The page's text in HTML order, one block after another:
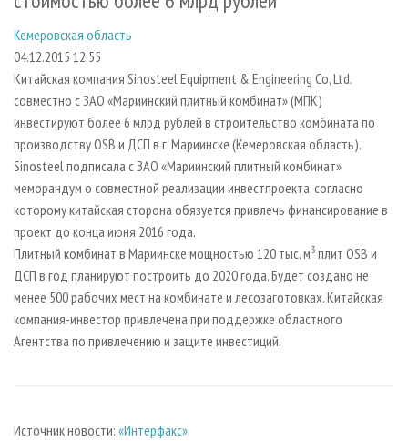
СУШКА ДРЕВЕСИНЫ
ПРОИЗВОДСТВО ДРЕВЕСНЫХ ПЛИТ
ДЕРЕВЯННОЕ ДОМОСТРОЕНИЕ
ПРОИЗВОДСТВО МЕБЕЛИ
БИОЭНЕРГЕТИКА
ЦБП
ИНСТРУМЕНТ И МАТЕРИАЛЫ
ПЕРСОНЫ
МОБИЛЬНЫЕ ВЫСТАВКИ
ОФИЦИАЛЬНЫЕ ДЕЛЕГАЦИИ
ПРИОРИТЕТНЫЕ ИНВЕСТПРОЕКТЫ
RUSSIAN FORESTRY REVIEW
ГАЗЕТА ЛЕСПРОМФОРУМ
БИБЛИОТЕКА СПЕЦИАЛИСТА
КОНТАКТЫ
РЕКЛАМА
РЕКЛАМА НА САЙТЕ
Кемеровская область
04.12.2015 12:55
Китайская компания Sinosteel Equipment & Engineering Co, Ltd.
совместно с ЗАО «Мариинский плитный комбинат» (МПК)
инвестируют более 6 млрд рублей в строительство комбината по
производству OSB и ДСП в г. Мариинске (Кемеровская область).
Sinosteel подписала с ЗАО «Мариинский плитный комбинат»
меморандум о совместной реализации инвестпроекта, согласно
которому китайская сторона обязуется привлечь финансирование в
проект до конца июня 2016 года.
Плитный комбинат в Мариинске мощностью 120 тыс. м3 плит OSB и
ДСП в год планируют построить до 2020 года. Будет создано не
менее 500 рабочих мест на комбинате и лесозаготовках. Китайская
компания-инвестор привлечена при поддержке областного
Агентства по привлечению и защите инвестиций.
Источник новости: «Интерфакс»